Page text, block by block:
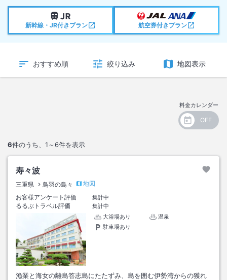
新幹線・JR付きプラン 航空券付きプラン
おすすめ順 絞り込み 地図表示
料金カレンダー
6件のうち、 1～6件を表示
寿々波
三重県 鳥羽の島々
地図
お客様アンケート評価
集計中
るるぶトラベル評価
集計中
大浴場あり
温泉
駐車場あり
漁業と海女の離島答志島にたたずみ、島を囲む伊勢湾からの獲れ